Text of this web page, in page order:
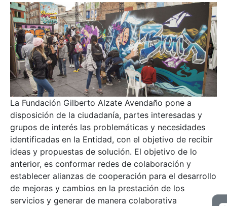
La Fundación Gilberto Alzate Avendaño pone a
disposición de la ciudadanía, partes interesadas y
grupos de interés las problemáticas y necesidades
identificadas en la Entidad, con el objetivo de recibir
ideas y propuestas de solución. El objetivo de lo
anterior, es conformar redes de colaboración y
establecer alianzas de cooperación para el desarrollo
de mejoras y cambios en la prestación de los
servicios y generar de manera colaborativa